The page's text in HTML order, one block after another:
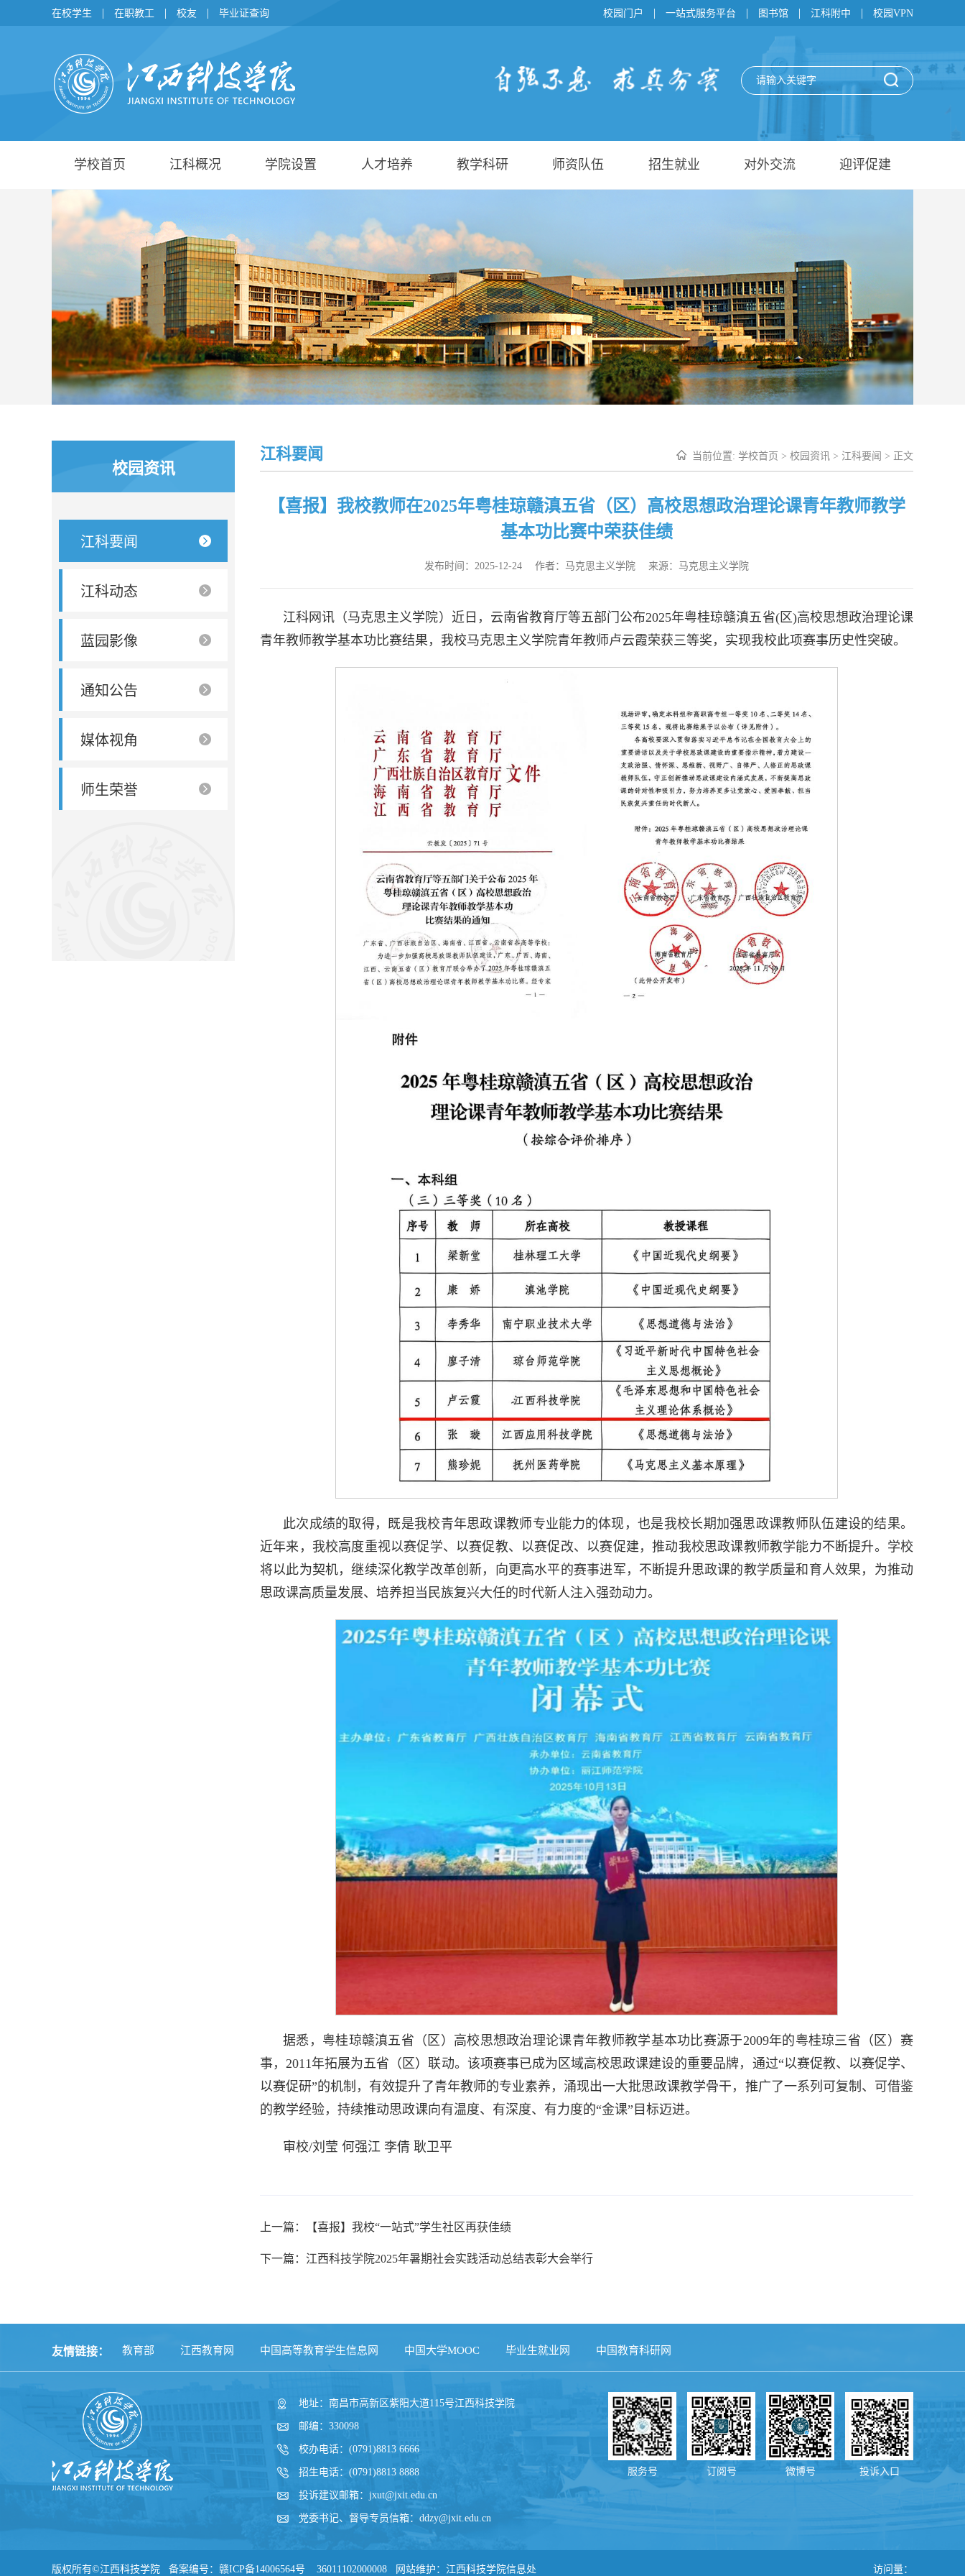
在校学生 | 在职教工 | 校友 | 毕业证查询 校园门户 | 一站式服务平台 | 图书馆 | 江科附中 | 校园VPN
学校首页 江科概况 学院设置 人才培养 教学科研 师资队伍 招生就业 对外交流 迎评促建
校园资讯
江科要闻
江科动态
蓝园影像
通知公告
媒体视角
师生荣誉
江科要闻 当前位置: 学校首页 > 校园资讯 > 江科要闻 > 正文
【喜报】我校教师在2025年粤桂琼赣滇五省（区）高校思想政治理论课青年教师教学
基本功比赛中荣获佳绩
发布时间：2025-12-24 作者：马克思主义学院 来源：马克思主义学院
江科网讯（马克思主义学院）近日，云南省教育厅等五部门公布2025年粤桂琼赣滇五省(区)高校思想政治理论课
青年教师教学基本功比赛结果，我校马克思主义学院青年教师卢云霞荣获三等奖，实现我校此项赛事历史性突破。
此次成绩的取得，既是我校青年思政课教师专业能力的体现，也是我校长期加强思政课教师队伍建设的结果。
近年来，我校高度重视以赛促学、以赛促教、以赛促改、以赛促建，推动我校思政课教师教学能力不断提升。学校
将以此为契机，继续深化教学改革创新，向更高水平的赛事进军，不断提升思政课的教学质量和育人效果，为推动
思政课高质量发展、培养担当民族复兴大任的时代新人注入强劲动力。
据悉，粤桂琼赣滇五省（区）高校思想政治理论课青年教师教学基本功比赛源于2009年的粤桂琼三省（区）赛
事，2011年拓展为五省（区）联动。该项赛事已成为区域高校思政课建设的重要品牌，通过“以赛促教、以赛促学、
以赛促研”的机制，有效提升了青年教师的专业素养，涌现出一大批思政课教学骨干，推广了一系列可复制、可借鉴
的教学经验，持续推动思政课向有温度、有深度、有力度的“金课”目标迈进。
审校/刘莹 何强江 李倩 耿卫平
上一篇：【喜报】我校“一站式”学生社区再获佳绩
下一篇：江西科技学院2025年暑期社会实践活动总结表彰大会举行
友情链接： 教育部 江西教育网 中国高等教育学生信息网 中国大学MOOC 毕业生就业网 中国教育科研网
地址：南昌市高新区紫阳大道115号江西科技学院
邮编：330098
校办电话：(0791)8813 6666
招生电话：(0791)8813 8888
投诉建议邮箱： jxut@jxit.edu.cn
党委书记、督导专员信箱： ddzy@jxit.edu.cn
服务号 订阅号 微博号 投诉入口
版权所有©江西科技学院 备案编号：赣ICP备14006564号 36011102000008 网站维护：江西科技学院信息处 访问量：